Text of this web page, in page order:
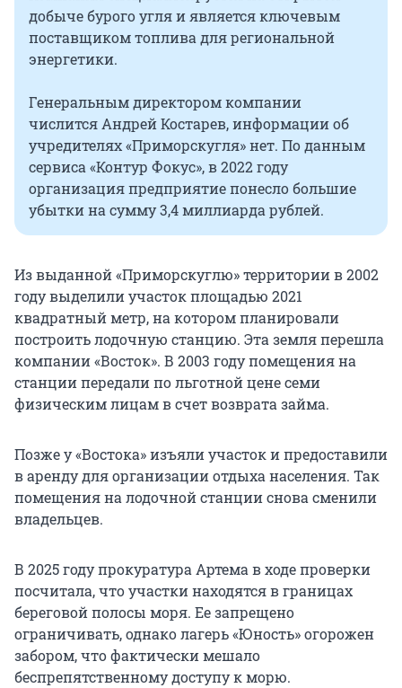
добыче бурого угля и является ключевым
поставщиком топлива для региональной
энергетики.
Генеральным директором компании
числится Андрей Костарев, информации об
учредителях «Приморскугля» нет. По данным
сервиса «Контур Фокус», в 2022 году
организация предприятие понесло большие
убытки на сумму 3,4 миллиарда рублей.
Из выданной «Приморскуглю» территории в 2002
году выделили участок площадью 2021
квадратный метр, на котором планировали
построить лодочную станцию. Эта земля перешла
компании «Восток». В 2003 году помещения на
станции передали по льготной цене семи
физическим лицам в счет возврата займа.
Позже у «Востока» изъяли участок и предоставили
в аренду для организации отдыха населения. Так
помещения на лодочной станции снова сменили
владельцев.
В 2025 году прокуратура Артема в ходе проверки
посчитала, что участки находятся в границах
береговой полосы моря. Ее запрещено
ограничивать, однако лагерь «Юность» огорожен
забором, что фактически мешало
беспрепятственному доступу к морю.